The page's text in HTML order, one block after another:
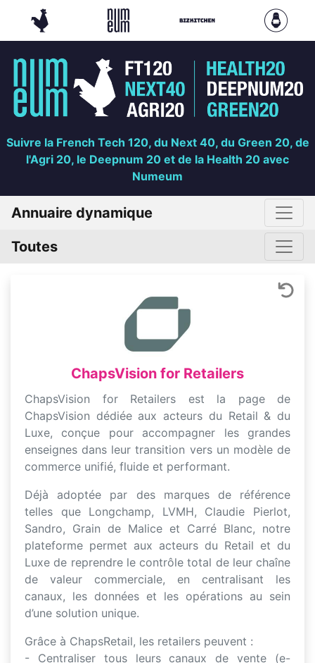
Suivre la French Tech 120, du Next 40, du Green 20, de
l'Agri 20, le Deepnum 20 et de la Health 20 avec
Numeum
Annuaire dynamique
Toutes
ChapsVision for Retailers
ChapsVision for Retailers est la page de
ChapsVision dédiée aux acteurs du Retail & du
Luxe, conçue pour accompagner les grandes
enseignes dans leur transition vers un modèle de
commerce unifié, fluide et performant.
Déjà adoptée par des marques de référence
telles que Longchamp, LVMH, Claudie Pierlot,
Sandro, Grain de Malice et Carré Blanc, notre
plateforme permet aux acteurs du Retail et du
Luxe de reprendre le contrôle total de leur chaîne
de valeur commerciale, en centralisant les
canaux, les données et les opérations au sein
d’une solution unique.
Grâce à ChapsRetail, les retailers peuvent :
- Centraliser tous leurs canaux de vente (e-